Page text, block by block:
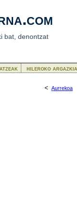
bat, denontzat
<Aurrekoa
hileroko